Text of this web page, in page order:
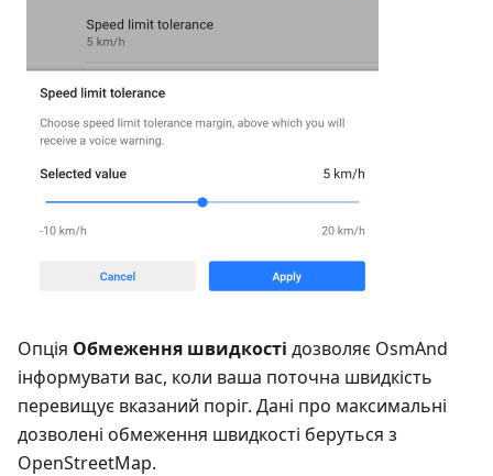
Опція Обмеження швидкості дозволяє OsmAnd
інформувати вас, коли ваша поточна швидкість
перевищує вказаний поріг. Дані про максимальні
дозволені обмеження швидкості беруться з
OpenStreetMap.